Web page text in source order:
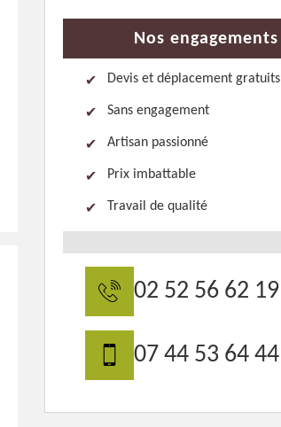
Nos engagements
Devis et déplacement gratuits
Sans engagement
Artisan passionné
Prix imbattable
Travail de qualité
02 52 56 62 19
07 44 53 64 44